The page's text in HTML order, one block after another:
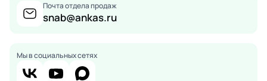
Почта отдела продаж
snab@ankas.ru
Мы в социальных сетях